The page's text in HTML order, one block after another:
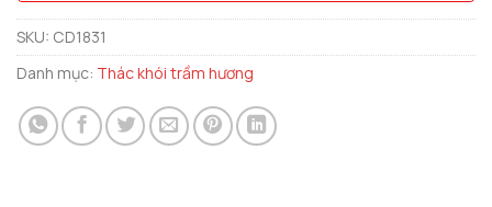
SKU: CD1831
Danh mục: Thác khói trầm hương